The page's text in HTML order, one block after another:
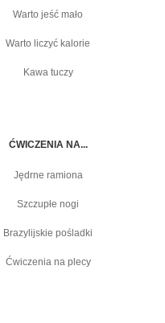
Warto jeść mało
Warto liczyć kalorie
Kawa tuczy
ĆWICZENIA NA...
Jędrne ramiona
Szczupłe nogi
Brazylijskie pośladki
Ćwiczenia na plecy